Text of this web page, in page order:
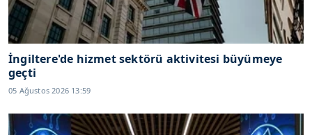
İngiltere'de hizmet sektörü aktivitesi büyümeye
geçti
05 Ağustos 2026 13:59